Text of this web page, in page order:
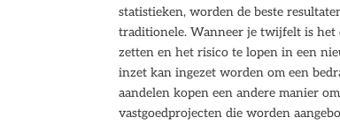
statistieken, worden de beste
traditionele. Wanneer je twijfelt is het
zetten en het risico te lopen in een
inzet kan ingezet worden om een
aandelen kopen een andere manier
vastgoedprojecten die worden